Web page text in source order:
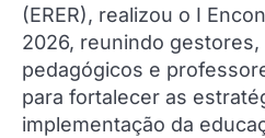
(ERER), realizou o I
2026, reunindo
pedagógicos e
para fortalecer as
implementação da